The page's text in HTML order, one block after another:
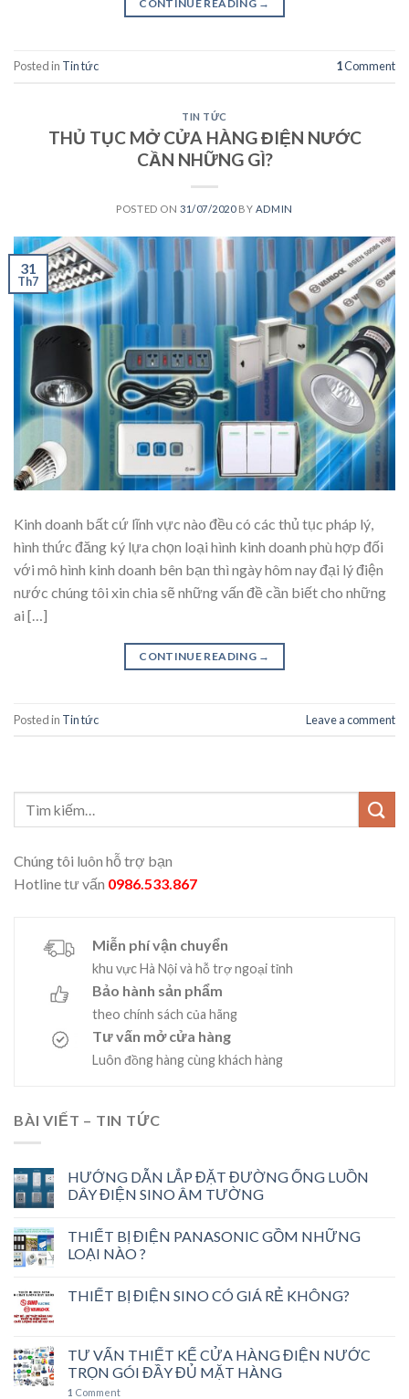
CONTINUE READING →
Posted in Tin tức 1Comment
TIN TỨC
THỦ TỤC MỞ CỬA HÀNG ĐIỆN NƯỚC
CẦN NHỮNG GÌ?
POSTED ON 31/07/2020BY ADMIN
31
Th7
Kinh doanh bất cứ lĩnh vực nào đều có các thủ tục pháp lý,
hình thức đăng ký lựa chọn loại hình kinh doanh phù hợp đối
với mô hình kinh doanh bên bạn thì ngày hôm nay đại lý điện
nước chúng tôi xin chia sẽ những vấn đề cần biết cho những
ai […]
CONTINUE READING →
Posted in Tin tức Leave a comment
Chúng tôi luôn hỗ trợ bạn
Hotline tư vấn 0986.533.867
Miễn phí vận chuyển
khu vực Hà Nội và hỗ trợ ngoại tỉnh
Bảo hành sản phẩm
theo chính sách của hãng
Tư vấn mở cửa hàng
Luôn đồng hàng cùng khách hàng
BÀI VIẾT – TIN TỨC
HƯỚNG DẪN LẮP ĐẶT ĐƯỜNG ỐNG LUỒN
DÂY ĐIỆN SINO ÂM TƯỜNG
THIẾT BỊ ĐIỆN PANASONIC GỒM NHỮNG
LOẠI NÀO ?
THIẾT BỊ ĐIỆN SINO CÓ GIÁ RẺ KHÔNG?
TƯ VẤN THIẾT KẾ CỬA HÀNG ĐIỆN NƯỚC
TRỌN GÓI ĐẦY ĐỦ MẶT HÀNG
1 Comment